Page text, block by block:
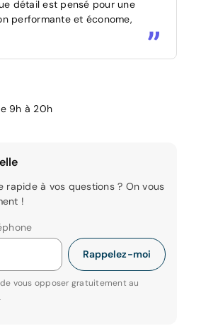
détail est pensé pour une
performante et économe,
9h à 20h
rapide à vos questions ? On vous
!
Rappelez-moi
vous opposer gratuitement au